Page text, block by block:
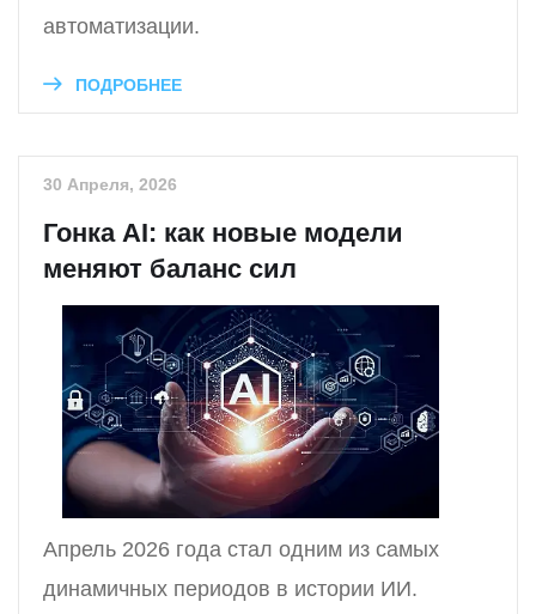
автоматизации.
ПОДРОБНЕЕ
30 Апреля, 2026
Гонка AI: как новые модели
меняют баланс сил
Апрель 2026 года стал одним из самых
динамичных периодов в истории ИИ.